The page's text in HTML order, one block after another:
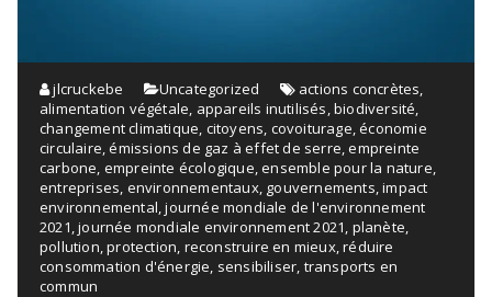
jlcruckebe Uncategorized actions concrètes,
alimentation végétale, appareils inutilisés,biodiversité,
changement climatique, citoyens, covoiturage,économie
circulaire,émissions de gaz à effet de serre,empreinte
carbone, empreinte écologique,ensemble pour la nature,
entreprises, environnementaux, gouvernements,impact
environnemental,journée mondiale de l'environnement
2021,journée mondiale environnement 2021, planète,
pollution,protection, reconstruire en mieux,réduire
consommation d'énergie, sensibiliser, transports en
commun